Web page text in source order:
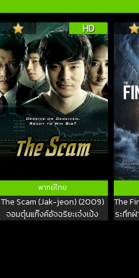
HD
พากย์ไทย
The Scam (Jak-jeon) (2009)
จอมตุ๋นแก๊งค์อัจฉริยะเจ๋งเป้ง
The
ระทึกฝ่